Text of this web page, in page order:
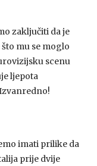
zaključiti da je
mu se moglo
scenu
ljepota
imati prilike da
prije dvije